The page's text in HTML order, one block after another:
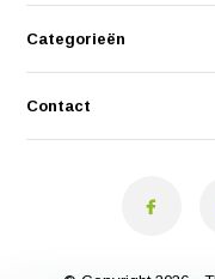
Categorieën
Contact